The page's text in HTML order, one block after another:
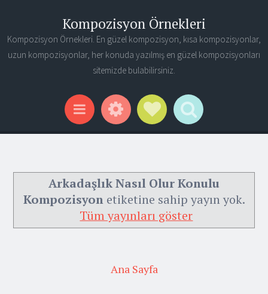
Kompozisyon Örnekleri
Kompozisyon Örnekleri. En güzel kompozisyon, kısa kompozisyonlar,
uzun kompozisyonlar, her konuda yazılmış en güzel kompozisyonları
sitemizde bulabilirsiniz.
Menu WidgetsSocial Links
Search
Arkadaşlık Nasıl Olur Konulu
Kompozisyonetiketine sahip yayın yok.
Tüm yayınları göster
Ana Sayfa